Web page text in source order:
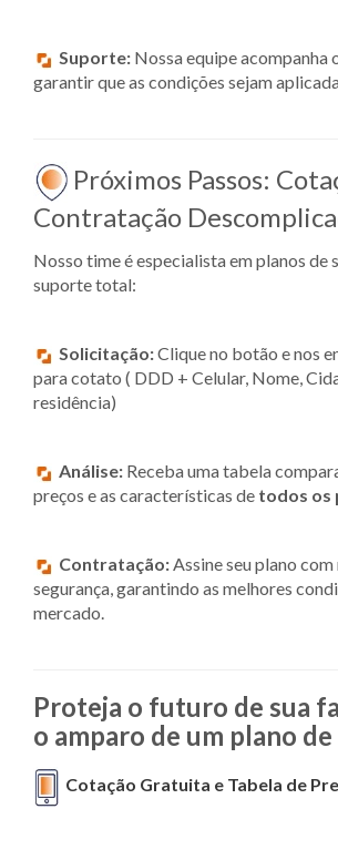
Suporte: Nossa equipe acompanha
garantir que as condições sejam
Próximos Passos:
Contratação
Nosso time é especialista em planos de
suporte total:
Solicitação:Clique no botão e nos
para cotato ( DDD + Celular, Nome,
residência)
Análise: Receba uma tabela
preços e as características de todos os
Contratação: Assine seu plano
segurança, garantindo as melhores
mercado.
Proteja o futuro de sua
o amparo de um plano de
Cotação Gratuita e Tabela de